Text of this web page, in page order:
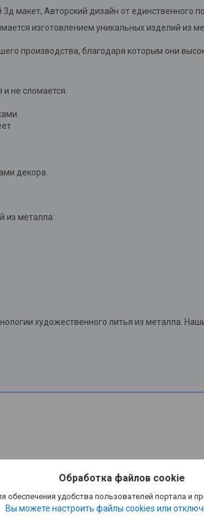
макет, Авторский дизайн от единственного
изготовлением уникальных изделий из
производства, благодаря которым они
и не сломается.
декора.
из металла:
художественного литья из металла.
Обработка файлов cookie
удобства пользователей портала и
Вы можете настроить файлы cookies или